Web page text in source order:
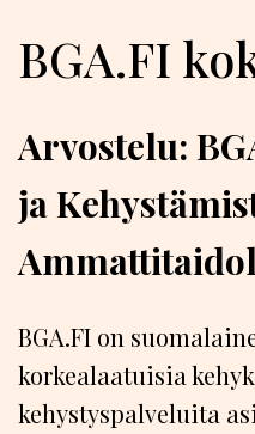
BGA.FI
Arvostelu:
ja
BGA.FI on
korkealaatuisia
kehystyspalveluita